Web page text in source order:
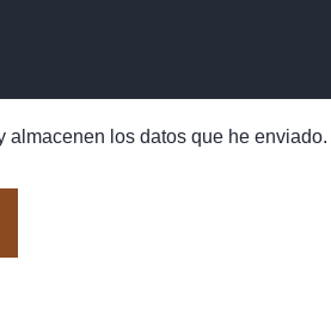
almacenen los datos que he